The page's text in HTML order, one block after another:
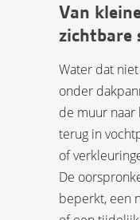
Van
zichtbare
Water dat
onder
de muur naar
terug in
of
De
beperkt, een